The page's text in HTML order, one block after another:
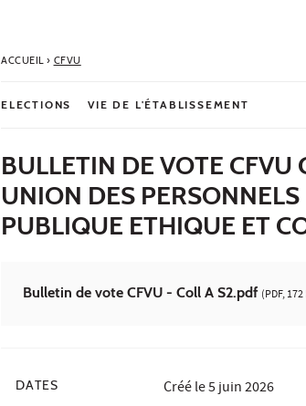
ACCUEIL› CFVU
ELECTIONS VIE DE L'ÉTABLISSEMENT
BULLETIN DE VOTE CFVU
UNION DES
PUBLIQUE ETHIQUE ET
Bulletin de vote CFVU - Coll A S2.pdf (PDF,
DATES Créé le5 juin 2026